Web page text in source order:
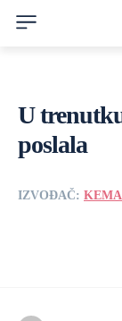
U
poslala
IZVOĐAČ: